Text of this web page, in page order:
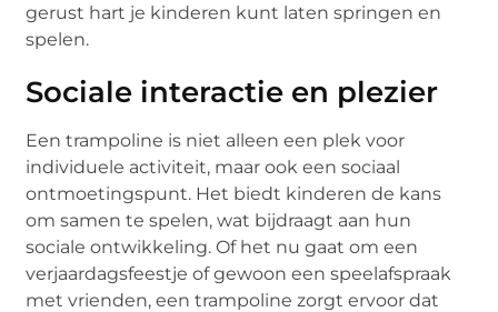
gerust hart je kinderen kunt laten springen en
spelen.
Sociale interactie en plezier
Een trampoline is niet alleen een plek voor
individuele activiteit, maar ook een sociaal
ontmoetingspunt. Het biedt kinderen de kans
om samen te spelen, wat bijdraagt aan hun
sociale ontwikkeling. Of het nu gaat om een
verjaardagsfeestje of gewoon een speelafspraak
met vrienden, een trampoline zorgt ervoor dat